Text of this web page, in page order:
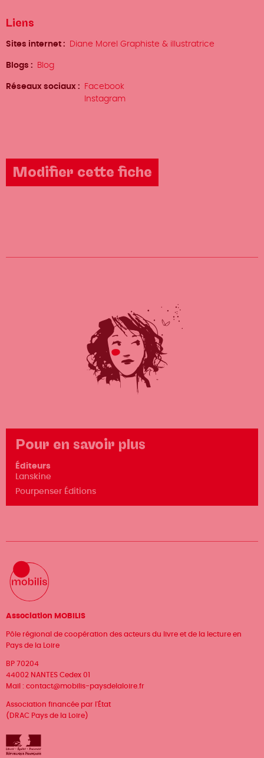
Liens
Sites internet Diane Morel Graphiste & illustratrice
Blogs Blog
Réseaux sociaux
Facebook
Instagram
Modifier cette fiche
Pour en savoir plus
Éditeurs
Lanskine
Pourpenser Éditions
Association MOBILIS
Pôle régional de coopération des acteurs du livre et de la lecture en
Pays de la Loire
BP 70204
44002 NANTES Cedex 01
Mail : contact@mobilis-paysdelaloire.fr
Association financée par l'État
(DRAC Pays de la Loire)